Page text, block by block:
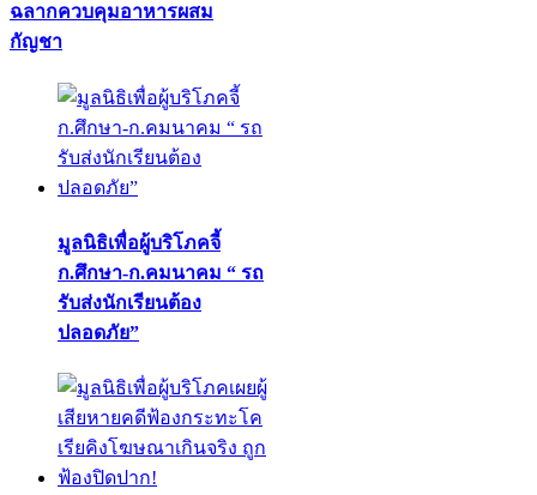
ฉลากควบคุมอาหารผสม
กัญชา
มูลนิธิเพื่อผู้บริโภคจี้
ก.ศึกษา-ก.คมนาคม “ รถ
รับส่งนักเรียนต้อง
ปลอดภัย”